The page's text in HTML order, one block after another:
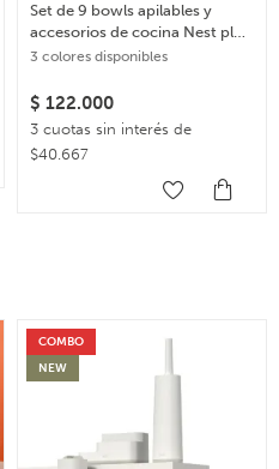
Set de 9 bowls apilables y
accesorios de cocina Nest plus
– Multicolor
3 colores disponibles
$ 122.000
3 cuotas sin interés de
$40.667
COMBO
NEW